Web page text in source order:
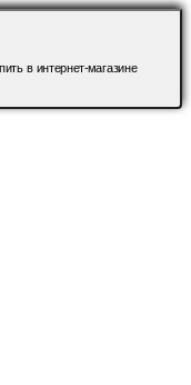
в интернет-магазине